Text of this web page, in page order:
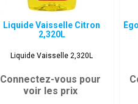
Liquide Vaisselle Citron
2,320L
Liquide Vaisselle 2,320L
Connectez-vous pour
voir les prix